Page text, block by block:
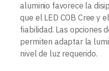
aluminio favorece la
que el LED COB Cree y
fiabilidad. Las opciones
permiten adaptar la
nivel de luz requerido.